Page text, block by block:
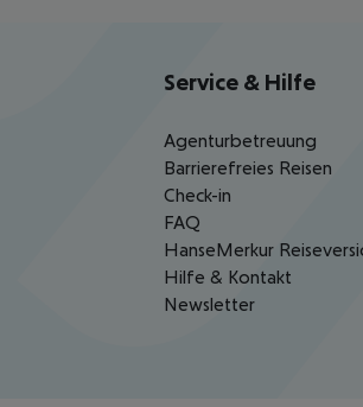
Service & Hilfe
Agenturbetreuung
Barrierefreies Reisen
Check-in
FAQ
HanseMerkur
Hilfe & Kontakt
Newsletter